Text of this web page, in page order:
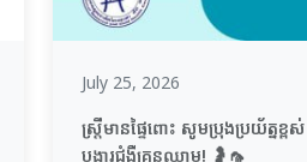
July 25, 2026
ស្រ្តីមានផ្ទៃពោះ សូមប្រុងប្រយ័ត្នខ្ពស់
បង្ការជំងឺគ្រុនឈាម! 🤰🦟